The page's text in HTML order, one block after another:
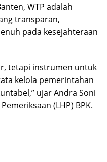
WTP adalah
transparan,
pada kesejahteraan
tetapi instrumen untuk
kelola pemerintahan
ujar Andra Soni
(LHP) BPK.